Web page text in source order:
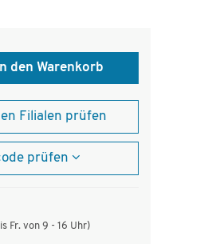
In den Warenkorb
Filialen prüfen
prüfen
Fr. von 9 - 16 Uhr)